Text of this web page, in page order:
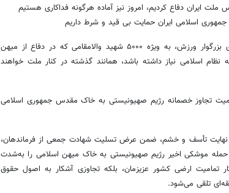
ورزشکاران غیور ایران زمین با تأسی به شهدای بزرگوار ورزش، به ویژه ۵۰۰۰ شهید والامقامی که در دفاع از میهن
نظام اسلامی نیاز داشته باشد، همانند گذشته در کنار ملت خواهند
تجاوز خصمانه رژیم صهیونیستی به خاک مقدس جمهوری اسلامی
با نهایت تأسف و خشم، ضمن عرض تسلیت شهادت جمعی از فرماندهان،
حمله موشکی اخیر رژیم صهیونیستی به خاک میهن اسلامی را به‌شدت
تمامیت ارضی کشور عزیزمان، بلکه تجاوزی آشکار به اصول حقوق
تلقی می‌شود.